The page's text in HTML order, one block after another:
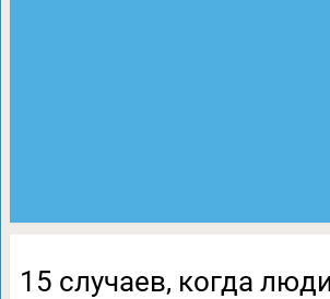
15 случаев, когда люди